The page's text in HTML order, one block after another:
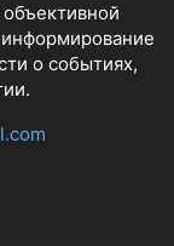
о событиях,